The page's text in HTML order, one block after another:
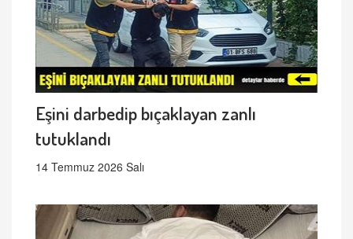
Eşini darbedip bıçaklayan zanlı
tutuklandı
14 Temmuz 2026 Salı